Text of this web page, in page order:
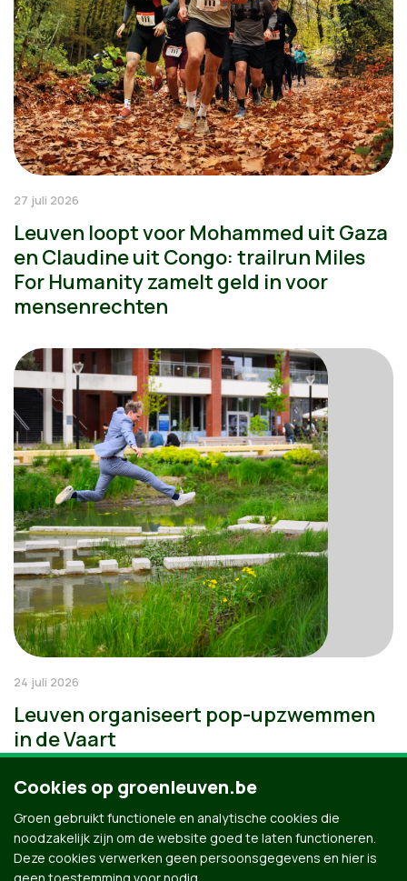
27 juli 2026
Leuven loopt voor Mohammed uit Gaza
en Claudine uit Congo: trailrun Miles
For Humanity zamelt geld in voor
mensenrechten
24 juli 2026
Leuven organiseert pop-upzwemmen
in de Vaart
Cookies op groenleuven.be
Groen gebruikt functionele en analytische cookies die
noodzakelijk zijn om de website goed te laten functioneren.
Deze cookies verwerken geen persoonsgegevens en hier is